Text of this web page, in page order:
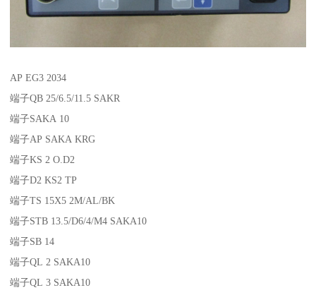
AP EG3 2034
端子QB 25/6.5/11.5 SAKR
端子SAKA 10
端子AP SAKA KRG
端子KS 2 O.D2
端子D2 KS2 TP
端子TS 15X5 2M/AL/BK
端子STB 13.5/D6/4/M4 SAKA10
端子SB 14
端子QL 2 SAKA10
端子QL 3 SAKA10